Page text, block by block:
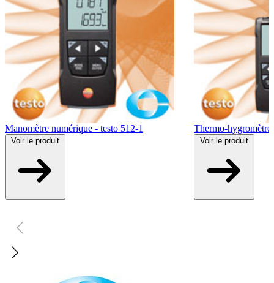
Manomètre numérique - testo 512-1
Voir le produit
Thermo-
Voir le produit